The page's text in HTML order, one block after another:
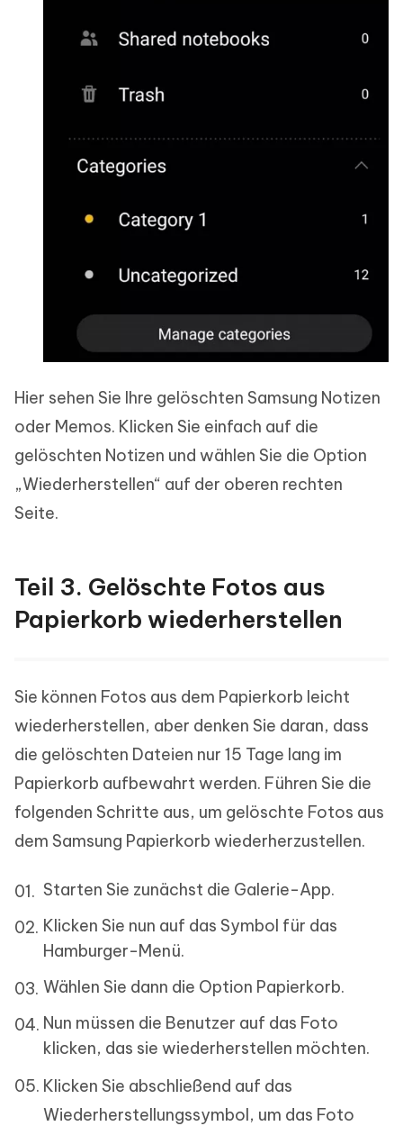
Hier sehen Sie Ihre gelöschten Samsung Notizen
oder Memos. Klicken Sie einfach auf die
gelöschten Notizen und wählen Sie die Option
„Wiederherstellen“ auf der oberen rechten
Seite.
Teil 3. Gelöschte Fotos aus
Papierkorb wiederherstellen
Sie können Fotos aus dem Papierkorb leicht
wiederherstellen, aber denken Sie daran, dass
die gelöschten Dateien nur 15 Tage lang im
Papierkorb aufbewahrt werden. Führen Sie die
folgenden Schritte aus, um gelöschte Fotos aus
dem Samsung Papierkorb wiederherzustellen.
Starten Sie zunächst die Galerie-App.
Klicken Sie nun auf das Symbol für das
Hamburger-Menü.
Wählen Sie dann die Option Papierkorb.
Nun müssen die Benutzer auf das Foto
klicken, das sie wiederherstellen möchten.
Klicken Sie abschließend auf das
Wiederherstellungssymbol, um das Foto